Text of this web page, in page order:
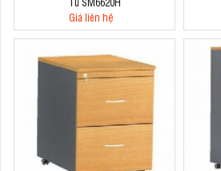
Giá liên hệ